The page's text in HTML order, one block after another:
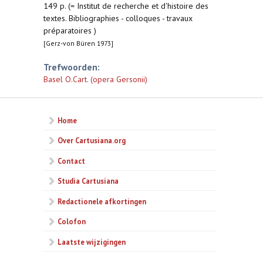
149 p. (= Institut de recherche et d'histoire des
textes. Bibliographies - colloques - travaux
préparatoires )
[Gerz-von Büren 1973]
Trefwoorden:
Basel O.Cart. (opera Gersonii)
Home
Over Cartusiana.org
Contact
Studia Cartusiana
Redactionele afkortingen
Colofon
Laatste wijzigingen